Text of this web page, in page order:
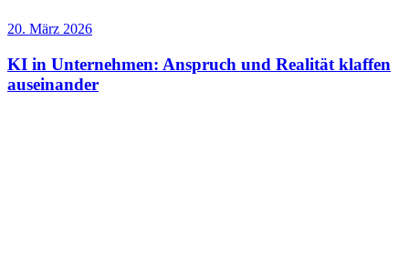
20. März 2026
KI in Unternehmen: Anspruch und Realität klaffen
auseinander